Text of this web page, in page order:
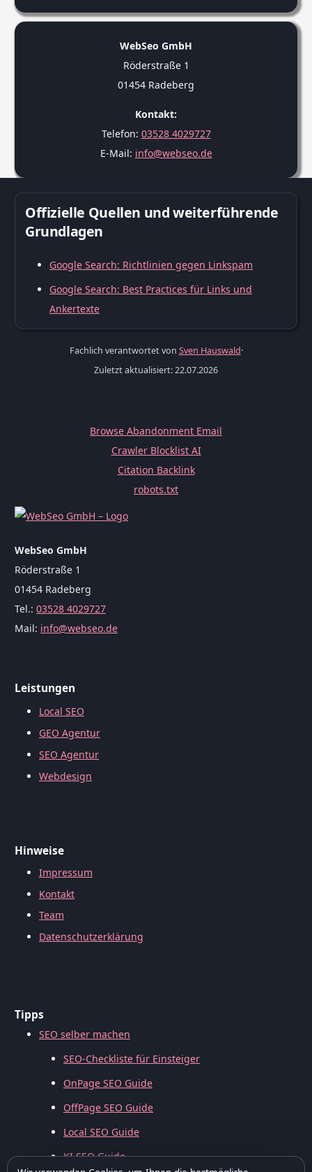
WebSeo GmbH
Röderstraße 1
01454 Radeberg
Kontakt:
Telefon: 03528 4029727
E-Mail: info@webseo.de
Offizielle Quellen und weiterführende
Grundlagen
Google Search: Richtlinien gegen Linkspam
Google Search: Best Practices für Links und
Ankertexte
Fachlich verantwortet von Sven Hauswald·
Zuletzt aktualisiert: 22.07.2026
Browse Abandonment Email
Crawler Blocklist AI
Citation Backlink
robots.txt
WebSeo GmbH
Röderstraße 1
01454 Radeberg
Tel.: 03528 4029727
Mail: info@webseo.de
Leistungen
Local SEO
GEO Agentur
SEO Agentur
Webdesign
Hinweise
Impressum
Kontakt
Team
Datenschutzerklärung
Tipps
SEO selber machen
SEO-Checkliste für Einsteiger
OnPage SEO Guide
OffPage SEO Guide
Local SEO Guide
KI SEO Guide